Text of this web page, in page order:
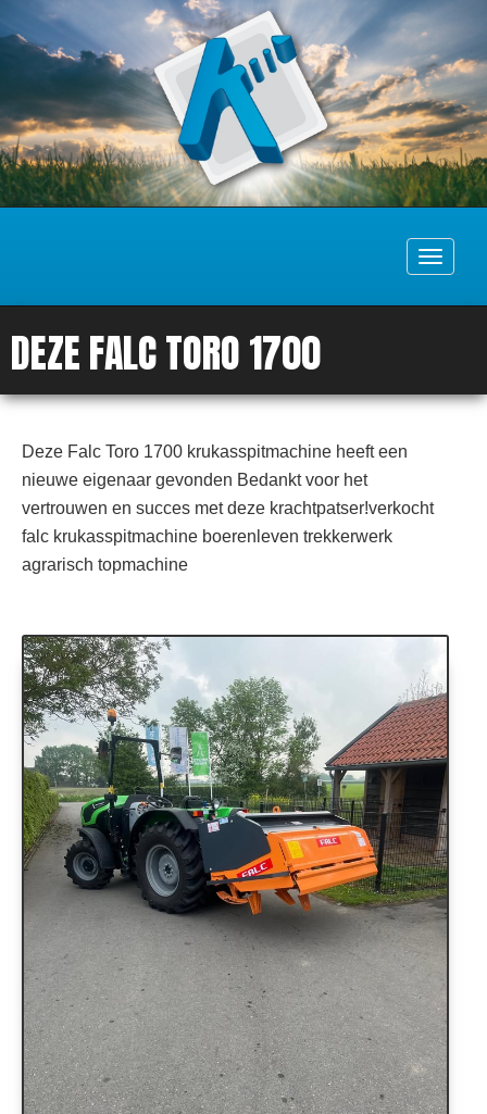
Toggle
DEZE FALC TORO 1700
Deze Falc Toro 1700 krukasspitmachine heeft een
nieuwe eigenaar gevonden Bedankt voor het
vertrouwen en succes met deze krachtpatser!verkocht
falc krukasspitmachine boerenleven trekkerwerk
agrarisch topmachine